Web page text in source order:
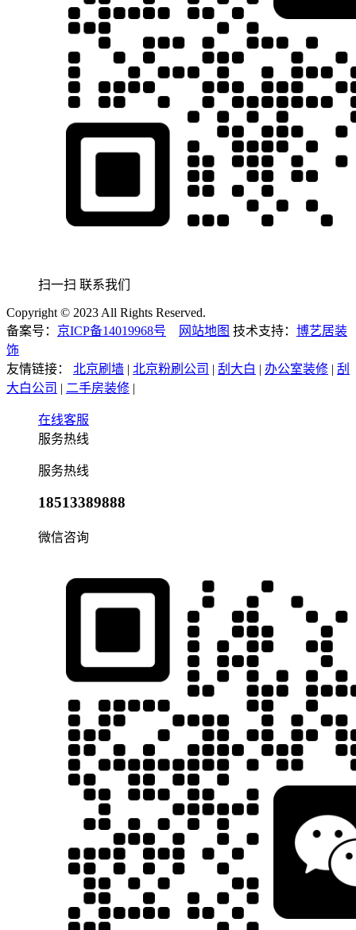
扫一扫 联系我们
Copyright © 2023 All Rights Reserved.
备案号： 京ICP备14019968号 网站地图 技术支持： 博艺居装
饰
友情链接： 北京刷墙 | 北京粉刷公司 | 刮大白 | 办公室装修 | 刮
大白公司 | 二手房装修 |
在线客服
服务热线
服务热线
18513389888
微信咨询